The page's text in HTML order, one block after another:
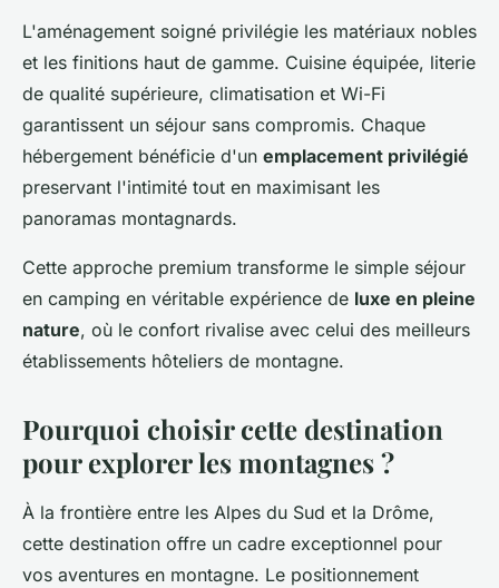
L'aménagement soigné privilégie les matériaux nobles
et les finitions haut de gamme. Cuisine équipée, literie
de qualité supérieure, climatisation et Wi-Fi
garantissent un séjour sans compromis. Chaque
hébergement bénéficie d'un emplacement privilégié
preservant l'intimité tout en maximisant les
panoramas montagnards.
Cette approche premium transforme le simple séjour
en camping en véritable expérience de luxe en pleine
nature, où le confort rivalise avec celui des meilleurs
établissements hôteliers de montagne.
Pourquoi choisir cette destination
pour explorer les montagnes ?
À la frontière entre les Alpes du Sud et la Drôme,
cette destination offre un cadre exceptionnel pour
vos aventures en montagne. Le positionnement